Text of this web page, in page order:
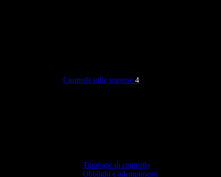
Controlli sulle imprese 4
Tipologie di controllo
Obblighi e adempimenti